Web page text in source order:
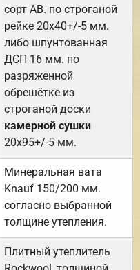
сорт АВ. по строганой
рейке 20х40+/-5 мм.
либо шпунтованная
ДСП 16 мм. по
разряженной
обрешётке из
строганой доски
камерной сушки
20х95+/-5 мм.
Минеральная вата
Knauf 150/200 мм.
согласно выбранной
толщине утепления.
Плитный утеплитель